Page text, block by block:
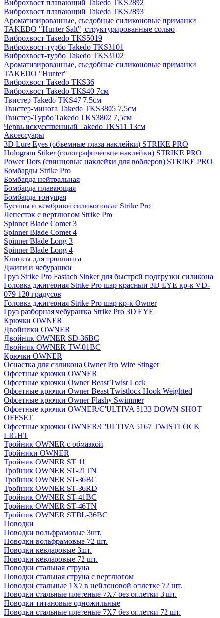
Виброхвост плавающий Takedo TKS2892
Виброхвост плавающий Takedo TKS2893
Ароматизированные, съедобные силиконовые приманки
TAKEDO "Hunter Salt", структурированные солью
Виброхвост Takedo TKS5019
Виброхвост-турбо Takedo TKS3101
Виброхвост-турбо Takedo TKS3102
Ароматизированные, съедобные силиконовые приманки
TAKEDO "Hunter"
Виброхвост Takedo TKS36
Виброхвост Takedo TKS40 7см
Твистер Takedo TKS47 7,5см
Твистер-минога Takedo TKS3805 7,5см
Твистер-Турбо Takedo TKS3802 7,5см
Червь искусственный Takedo TKS11 13см
Аксессуары
3D Lure Eyes (объемные глаза наклейки) STRIKE PRO
Hologram Stiker (голографические наклейки) STRIKE PRO
Power Dots (свинцовые наклейки для воблеров) STRIKE PRO
Бомбарды Strike Pro
Бомбарда нейтральная
Бомбарда плавающая
Бомбарда тонущая
Бусины и кембрики силиконовые Strike Pro
Лепесток с вертлюгом Strike Pro
Spinner Blade Comet 3
Spinner Blade Comet 4
Spinner Blade Long 3
Spinner Blade Long 4
Клипсы для троллинга
Джиги и чебурашки
Груз Strike Pro Fastach Sinker для быстрой подгрузки силикона
Головка джигерная Strike Pro шар красный 3D EYE кр-к VD-
079 120 градусов
Головка джигерная Strike Pro шар кр-к Owner
Груз разборная чебурашка Strike Pro 3D EYE
Крючки OWNER
Двойники OWNER
Двойник OWNER SD-36BC
Двойник OWNER TW-01BC
Крючки OWNER
Оснастка для силикона Owner Pro Wire Stinger
Офсетные крючки OWNER
Офсетные крючки Owner Beast Twist Lock
Офсетные крючки Owner Beast Twistlock Hook Weighted
Офсетные крючки Owner Flashy Swimmer
Офсетные крючки OWNER/C'ULTIVA 5133 DOWN SHOT
OFFSET
Офсетные крючки OWNER/C'ULTIVA 5167 TWISTLOCK
LIGHT
Тройник OWNER с обмазкой
Тройники OWNER
Тройник OWNER ST-11
Тройник OWNER ST-21TN
Тройник OWNER ST-36BC
Тройник OWNER ST-36RD
Тройник OWNER ST-41BC
Тройник OWNER ST-46TN
Тройник OWNER STBL-36BC
Поводки
Поводки вольфрамовые 3шт.
Поводки вольфрамовые 72 шт.
Поводки кевларовые 3шт.
Поводки кевларовые 72 шт.
Поводки стальная струна
Поводки стальная струна с вертлюгом
Поводки стальные 1X7 в нейлоновой оплетке 72 шт.
Поводки стальные плетеные 7X7 без оплетки 3 шт.
Поводки титановые одножильные
Поводки стальные плетеные 7X7 без оплетки 72 шт.